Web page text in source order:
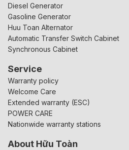
Diesel Generator
Gasoline Generator
Huu Toan Alternator
Automatic Transfer Switch Cabinet
Synchronous Cabinet
Service
Warranty policy
Welcome Care
Extended warranty (ESC)
POWER CARE
Nationwide warranty stations
About Hữu Toàn